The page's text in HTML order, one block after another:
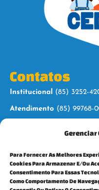
Gerenciar
Para Fornecer As Melhores
Cookies Para Armazenar E/ou
Consentimento Para Essas
Como Comportamento De
Contatos
Institucional (85) 3252-
Atendimento (85) 99768-
Siga-nos